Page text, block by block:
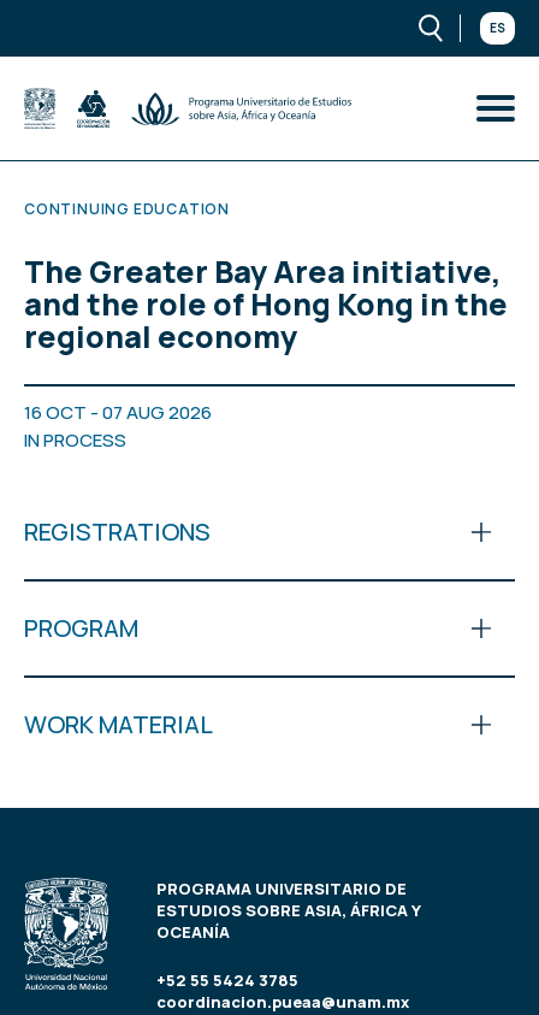
ES
CONTINUING EDUCATION
The Greater Bay Area initiative,
and the role of Hong Kong in the
regional economy
16 OCT - 07 AUG 2026
IN PROCESS
REGISTRATIONS
PROGRAM
WORK MATERIAL
PROGRAMA UNIVERSITARIO DE
ESTUDIOS SOBRE ASIA, ÁFRICA Y
OCEANÍA
+52 55 5424 3785
coordinacion.pueaa@unam.mx